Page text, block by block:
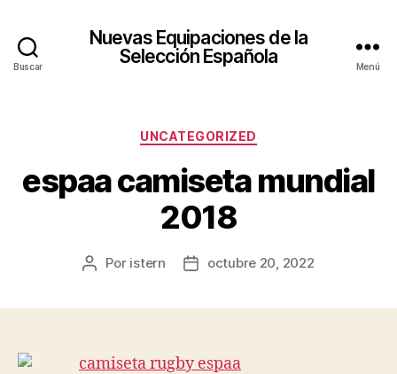
Buscar
Nuevas Equipaciones de la
Selección Española
Menú
Categorías
UNCATEGORIZED
espaa camiseta mundial
2018
Autor
Por istern
Fechaoctubre 20, 2022